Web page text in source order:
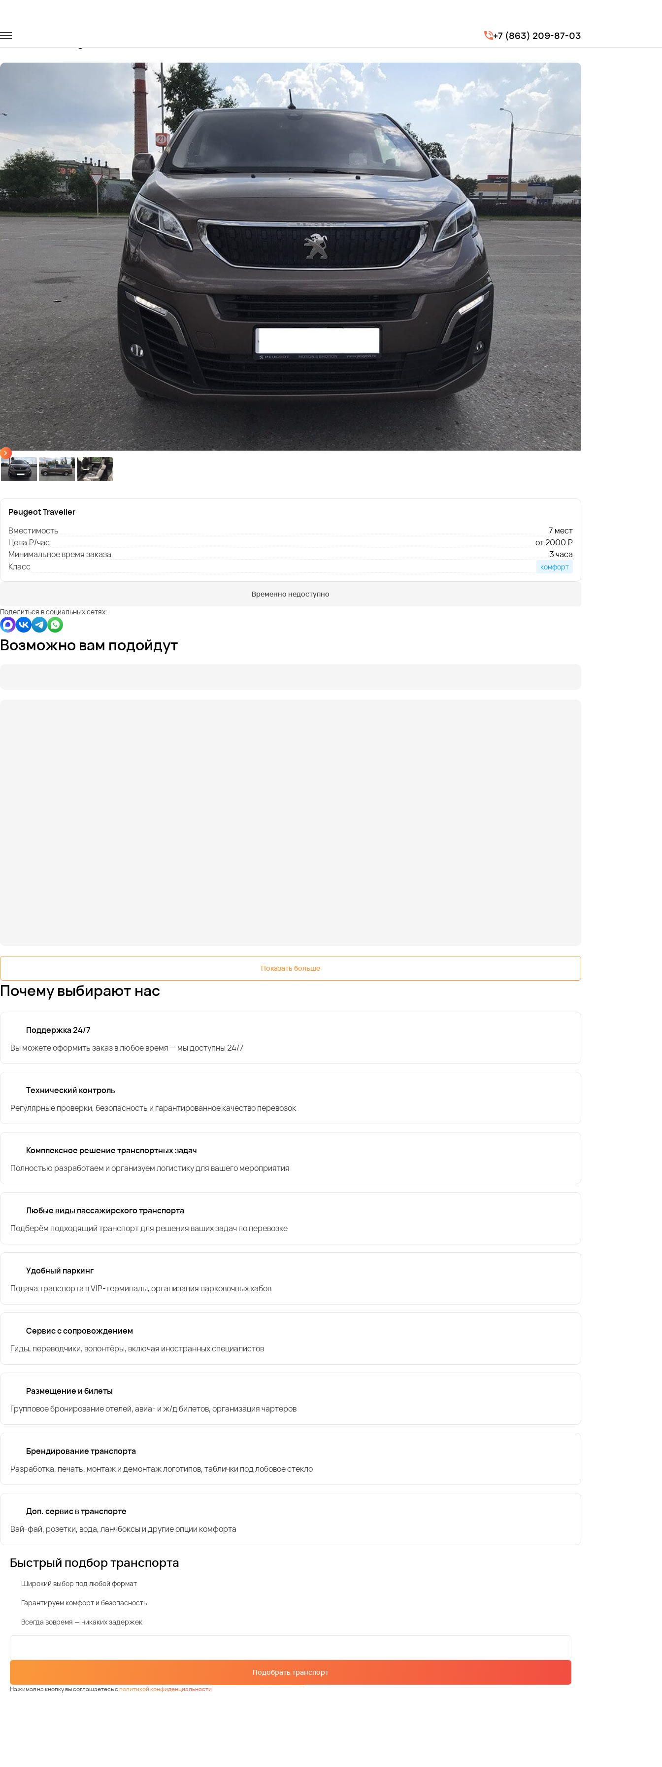
+7 (863) 209-87-03
Заказать Peugeot Traveller с водителем в Донецке
Peugeot Traveller
Вместимость
7 мест
Цена ₽/час
от 2000 ₽
Минимальное время заказа
3 часа
Класс
комфорт
Временно недоступно
Поделиться в социальных сетях:
Возможно вам подойдут
Показать больше
Почему выбирают нас
Поддержка 24/7
Вы можете оформить заказ в любое время — мы доступны 24/7
Технический контроль
Регулярные проверки, безопасность и гарантированное качество перевозок
Комплексное решение транспортных задач
Полностью разработаем и организуем логистику для вашего мероприятия
Любые виды пассажирского транспорта
Подберём подходящий транспорт для решения ваших задач по перевозке
Удобный паркинг
Подача транспорта в VIP-терминалы, организация парковочных хабов
Сервис с сопровождением
Гиды, переводчики, волонтёры, включая иностранных специалистов
Размещение и билеты
Групповое бронирование отелей, авиа- и ж/д билетов, организация чартеров
Брендирование транспорта
Разработка, печать, монтаж и демонтаж логотипов, таблички под лобовое стекло
Доп. сервис в транспорте
Вай-фай, розетки, вода, ланчбоксы и другие опции комфорта
Быстрый подбор транспорта
Широкий выбор под любой формат
Гарантируем комфорт и безопасность
Всегда вовремя — никаких задержек
Подобрать транспорт
Нажимая на кнопку вы соглашаетесь сполитикой конфиденциальности